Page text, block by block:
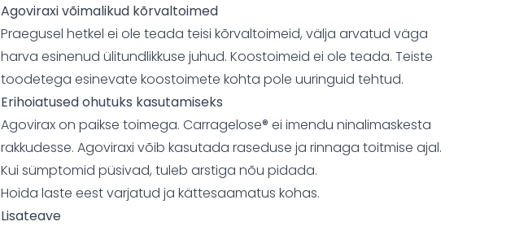
Agoviraxi võimalikud kõrvaltoimed
Praegusel hetkel ei ole teada teisi kõrvaltoimeid, välja arvatud väga
harva esinenud ülitundlikkuse juhud. Koostoimeid ei ole teada. Teiste
toodetega esinevate koostoimete kohta pole uuringuid tehtud.
Erihoiatused ohutuks kasutamiseks
Agovirax on paikse toimega. Carragelose® ei imendu ninalimaskesta
rakkudesse. Agoviraxi võib kasutada raseduse ja rinnaga toitmise ajal.
Kui sümptomid püsivad, tuleb arstiga nõu pidada.
Hoida laste eest varjatud ja kättesaamatus kohas.
Lisateave